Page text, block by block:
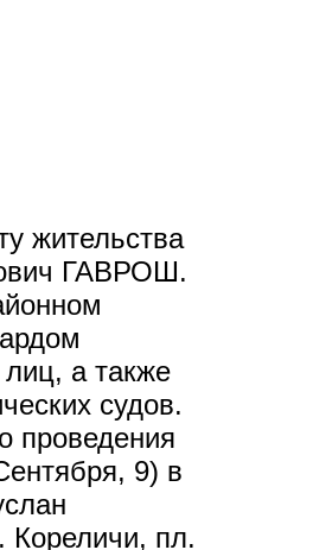
жительства
ГАВРОШ.
а также
судов.
проведения
9) в
Кореличи, пл.